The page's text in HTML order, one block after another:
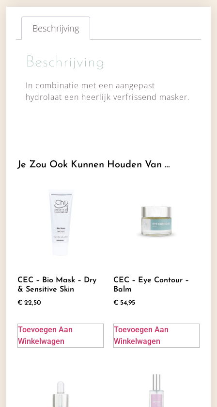
Beschrijving
Beschrijving
In combinatie met een aangepast
hydrolaat een heerlijk verfrissend masker.
Je Zou Ook Kunnen Houden Van …
CEC – Bio Mask – Dry
& Sensitive Skin
€ 22,50
Toevoegen Aan
Winkelwagen
CEC – Eye Contour –
Balm
€ 54,95
Toevoegen Aan
Winkelwagen